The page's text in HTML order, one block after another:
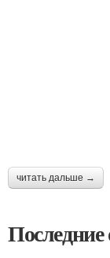
читать дальше →
Последние